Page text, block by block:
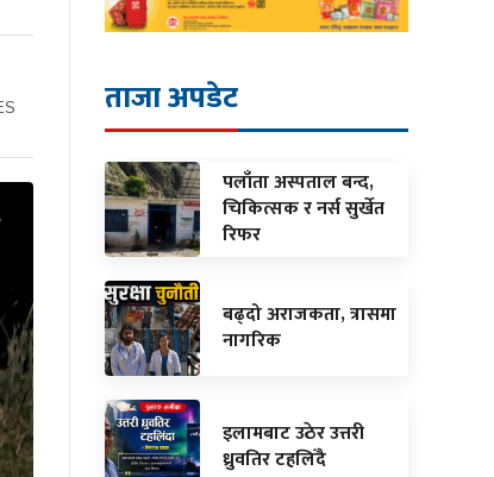
ताजा अपडेट
पलाँता अस्पताल बन्द,
चिकित्सक र नर्स सुर्खेत
रिफर
बढ्दो अराजकता, त्रासमा
नागरिक
इलामबाट उठेर उत्तरी
ध्रुवतिर टहलिँदै